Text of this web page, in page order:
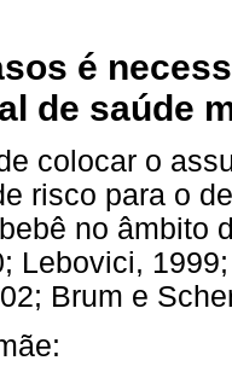
é
de saúde
colocar o
risco para o
no âmbito
Lebovici,
Brum e